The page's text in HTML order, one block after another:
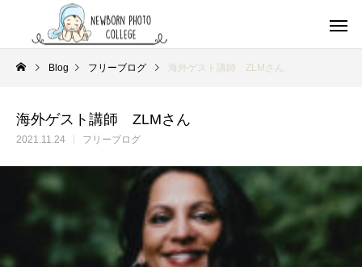
Blog フリーブログ 海外ゲスト講師 ZLMさん
海外ゲスト講師 ZLMさん
2021.11.24 フリーブログ